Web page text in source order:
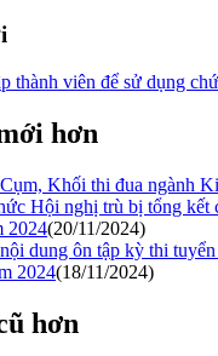
thành viên để sử dụng
hơn
Khối thi đua ngành
Hội nghị trù bị tổng kết
2024(20/11/2024)
dung ôn tập kỳ thi
2024(18/11/2024)
hơn